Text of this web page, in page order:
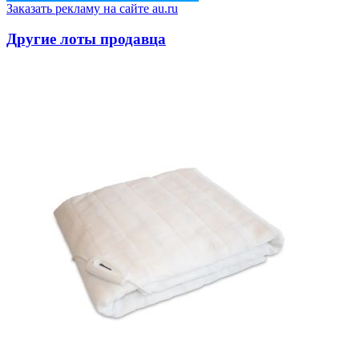
Заказать рекламу на сайте au.ru
Другие лоты продавца